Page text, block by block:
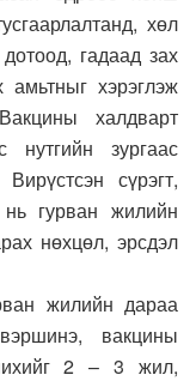
хөл
гадаад зах
амьтныг хэрэглэж
халдварт
нутгийн зургаас
сүрэгт,
гурван жилийн
нөхцөл, эрсдэл
жилийн дараа
вакцины
2 – 3 жил,